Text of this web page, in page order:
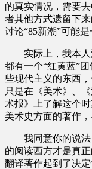
的真实情况，需要
者其他方式遗留下
讨论“85新潮”可能
实际上，我本人
都有一个“红黄蓝”
些现代主义的东西
只是在《美术》、
术报》上了解这个
美术史方面的著作
我同意你的说法
的阅读西方才是真
翻译著作起到了决